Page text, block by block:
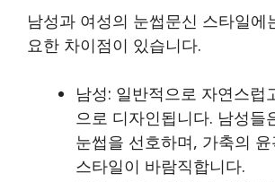
남성과 여성의 눈썹문신 스타일에
요한 차이점이 있습니다.
남성: 일반적으로 자연스럽
으로 디자인됩니다. 남성들
눈썹을 선호하며, 가축의
스타일이 바람직합니다.